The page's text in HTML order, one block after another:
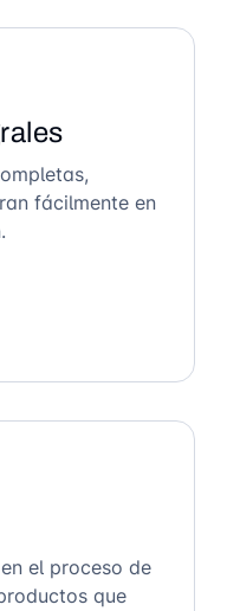
fácilmente en
el proceso de
que